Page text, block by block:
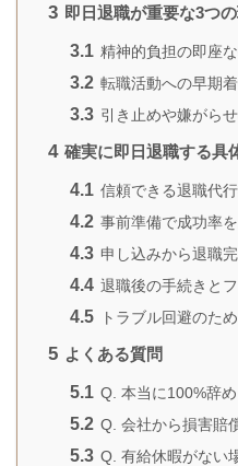
3 即日退職が重要な3つ
3.1 精神的負担の即座
3.2 転職活動への早期
3.3 引き止めや嫌がら
4 確実に即日退職する具
4.1 信頼できる退職代
4.2 事前準備で成功率
4.3 申し込みから退職
4.4 退職後の手続きと
4.5 トラブル回避のた
5 よくある質問
5.1 Q. 本当に100%辞
5.2 Q. 会社から損害賠
5.3 Q. 有給休暇がない